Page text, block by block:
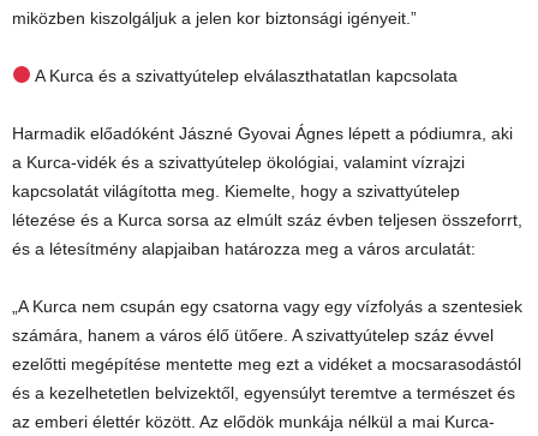
miközben kiszolgáljuk a jelen kor biztonsági igényeit.”
A Kurca és a szivattyútelep elválaszthatatlan kapcsolata
Harmadik előadóként Jászné Gyovai Ágnes lépett a pódiumra, aki
a Kurca-vidék és a szivattyútelep ökológiai, valamint vízrajzi
kapcsolatát világította meg. Kiemelte, hogy a szivattyútelep
létezése és a Kurca sorsa az elmúlt száz évben teljesen összeforrt,
és a létesítmény alapjaiban határozza meg a város arculatát:
„A Kurca nem csupán egy csatorna vagy egy vízfolyás a szentesiek
számára, hanem a város élő ütőere. A szivattyútelep száz évvel
ezelőtti megépítése mentette meg ezt a vidéket a mocsarasodástól
és a kezelhetetlen belvizektől, egyensúlyt teremtve a természet és
az emberi élettér között. Az elődök munkája nélkül a mai Kurca-